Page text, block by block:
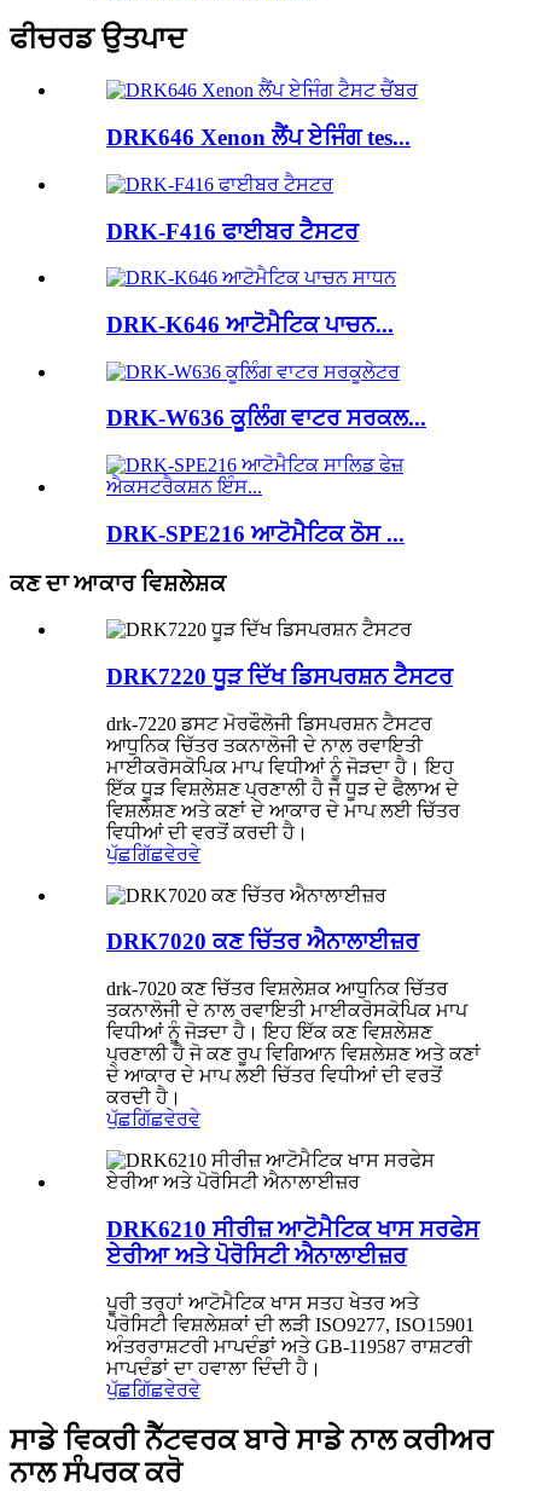
ਫੀਚਰਡ ਉਤਪਾਦ
DRK646 Xenon ਲੈਂਪ ਏਜਿੰਗ tes...
DRK-F416 ਫਾਈਬਰ ਟੈਸਟਰ
DRK-K646 ਆਟੋਮੈਟਿਕ ਪਾਚਨ...
DRK-W636 ਕੂਲਿੰਗ ਵਾਟਰ ਸਰਕਲ...
DRK-SPE216 ਆਟੋਮੈਟਿਕ ਠੋਸ ...
ਕਣ ਦਾ ਆਕਾਰ ਵਿਸ਼ਲੇਸ਼ਕ
DRK7220 ਧੂੜ ਦਿੱਖ ਡਿਸਪਰਸ਼ਨ ਟੈਸਟਰ
drk-7220 ਡਸਟ ਮੋਰਫੌਲੋਜੀ ਡਿਸਪਰਸ਼ਨ ਟੈਸਟਰ
ਆਧੁਨਿਕ ਚਿੱਤਰ ਤਕਨਾਲੋਜੀ ਦੇ ਨਾਲ ਰਵਾਇਤੀ
ਮਾਈਕਰੋਸਕੋਪਿਕ ਮਾਪ ਵਿਧੀਆਂ ਨੂੰ ਜੋੜਦਾ ਹੈ। ਇਹ
ਇੱਕ ਧੂੜ ਵਿਸ਼ਲੇਸ਼ਣ ਪ੍ਰਣਾਲੀ ਹੈ ਜੋ ਧੂੜ ਦੇ ਫੈਲਾਅ ਦੇ
ਵਿਸ਼ਲੇਸ਼ਣ ਅਤੇ ਕਣਾਂ ਦੇ ਆਕਾਰ ਦੇ ਮਾਪ ਲਈ ਚਿੱਤਰ
ਵਿਧੀਆਂ ਦੀ ਵਰਤੋਂ ਕਰਦੀ ਹੈ।
ਪੁੱਛਗਿੱਛਵੇਰਵੇ
DRK7020 ਕਣ ਚਿੱਤਰ ਐਨਾਲਾਈਜ਼ਰ
drk-7020 ਕਣ ਚਿੱਤਰ ਵਿਸ਼ਲੇਸ਼ਕ ਆਧੁਨਿਕ ਚਿੱਤਰ
ਤਕਨਾਲੋਜੀ ਦੇ ਨਾਲ ਰਵਾਇਤੀ ਮਾਈਕਰੋਸਕੋਪਿਕ ਮਾਪ
ਵਿਧੀਆਂ ਨੂੰ ਜੋੜਦਾ ਹੈ। ਇਹ ਇੱਕ ਕਣ ਵਿਸ਼ਲੇਸ਼ਣ
ਪ੍ਰਣਾਲੀ ਹੈ ਜੋ ਕਣ ਰੂਪ ਵਿਗਿਆਨ ਵਿਸ਼ਲੇਸ਼ਣ ਅਤੇ ਕਣਾਂ
ਦੇ ਆਕਾਰ ਦੇ ਮਾਪ ਲਈ ਚਿੱਤਰ ਵਿਧੀਆਂ ਦੀ ਵਰਤੋਂ
ਕਰਦੀ ਹੈ।
ਪੁੱਛਗਿੱਛਵੇਰਵੇ
DRK6210 ਸੀਰੀਜ਼ ਆਟੋਮੈਟਿਕ ਖਾਸ ਸਰਫੇਸ
ਏਰੀਆ ਅਤੇ ਪੋਰੋਸਿਟੀ ਐਨਾਲਾਈਜ਼ਰ
ਪੂਰੀ ਤਰ੍ਹਾਂ ਆਟੋਮੈਟਿਕ ਖਾਸ ਸਤਹ ਖੇਤਰ ਅਤੇ
ਪੋਰੋਸਿਟੀ ਵਿਸ਼ਲੇਸ਼ਕਾਂ ਦੀ ਲੜੀ ISO9277, ISO15901
ਅੰਤਰਰਾਸ਼ਟਰੀ ਮਾਪਦੰਡਾਂ ਅਤੇ GB-119587 ਰਾਸ਼ਟਰੀ
ਮਾਪਦੰਡਾਂ ਦਾ ਹਵਾਲਾ ਦਿੰਦੀ ਹੈ।
ਪੁੱਛਗਿੱਛਵੇਰਵੇ
ਸਾਡੇ ਵਿਕਰੀ ਨੈੱਟਵਰਕ ਬਾਰੇ ਸਾਡੇ ਨਾਲ ਕਰੀਅਰ
ਨਾਲ ਸੰਪਰਕ ਕਰੋ